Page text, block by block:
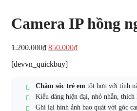
Camera IP hồng
1.200.000₫ Giá
là:
850.000₫Giá
850.000₫.
[devvn_quickbuy]
Chăm sóc trẻ em tốt hơn với tính
Kiểu dáng hiện đại, nhỏ nhắn, thích
Ghi lại hình ảnh bao quát với góc